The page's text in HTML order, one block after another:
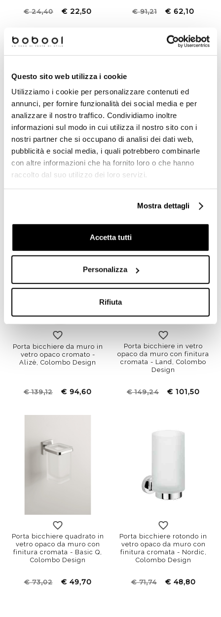
Questo sito web utilizza i cookie
Utilizziamo i cookie per personalizzare contenuti ed
annunci, per fornire funzionalità dei social media e per
analizzare il nostro traffico. Condividiamo inoltre
informazioni sul modo in cui utilizza il nostro sito con i
nostri partner che si occupano di analisi dei dati web,
pubblicità e social media, i quali potrebbero combinarle
con altre informazioni che ha fornito loro o che hanno
raccolto dal suo utilizzo dei loro servizi.
Mostra dettagli
Accetta tutti
Personalizza
Rifiuta
€ 24,40 € 22,50 € 91,21 € 62,10
Porta bicchiere da
appoggio in vetro opaco
cromato - Alizè, Colombo
Design
Porta bicchiere da muro
con bicchiere in porcellana
- Venessia Lineabeta
€ 91,50 € 84,20
Porta bicchiere da muro in
vetro opaco cromato -
Alizè, Colombo Design
€ 139,12 € 94,60
Porta bicchiere in vetro
opaco da muro con finitura
cromata - Land, Colombo
Design
€ 149,24 € 101,50
Porta bicchiere quadrato in
vetro opaco da muro con
finitura cromata - Basic Q,
Colombo Design
€ 73,02 € 49,70
Porta bicchiere rotondo in
vetro opaco da muro con
finitura cromata - Nordic,
Colombo Design
€ 71,74 € 48,80